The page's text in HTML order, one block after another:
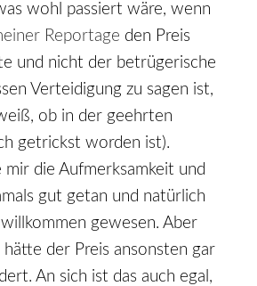
wohl passiert wäre, wenn
Reportage den Preis
und nicht der betrügerische
Verteidigung zu sagen ist,
ob in der geehrten
getrickst worden ist).
die Aufmerksamkeit und
gut getan und natürlich
gewesen. Aber
der Preis ansonsten gar
An sich ist das auch egal,